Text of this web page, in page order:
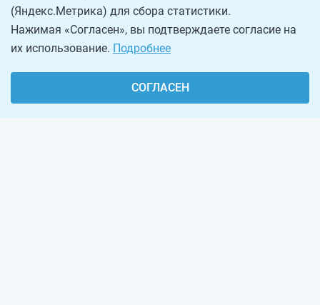
(Яндекс.Метрика) для сбора статистики.
Нажимая «Согласен», вы подтверждаете согласие на
их использование. Подробнее
СОГЛАСЕН